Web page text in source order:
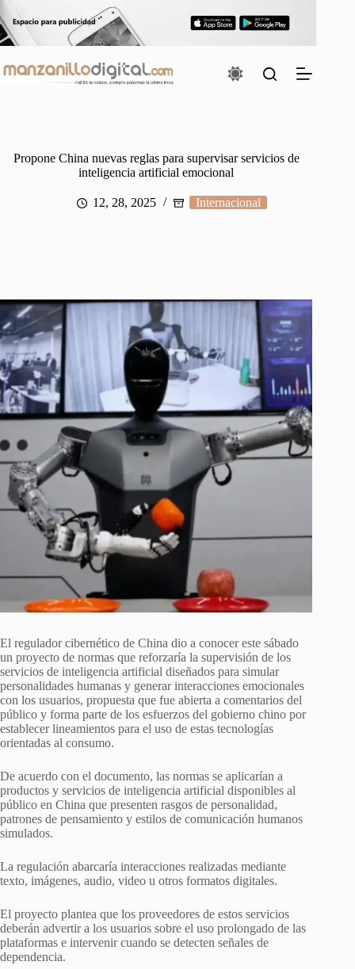
al
contenido
Propone China nuevas reglas para supervisar servicios de
inteligencia artificial emocional
12, 28, 2025 Internacional
El regulador cibernético de China dio a conocer este sábado
un proyecto de normas que reforzaría la supervisión de los
servicios de inteligencia artificial diseñados para simular
personalidades humanas y generar interacciones emocionales
con los usuarios, propuesta que fue abierta a comentarios del
público y forma parte de los esfuerzos del gobierno chino por
establecer lineamientos para el uso de estas tecnologías
orientadas al consumo.
De acuerdo con el documento, las normas se aplicarían a
productos y servicios de inteligencia artificial disponibles al
público en China que presenten rasgos de personalidad,
patrones de pensamiento y estilos de comunicación humanos
simulados.
La regulación abarcaría interacciones realizadas mediante
texto, imágenes, audio, video u otros formatos digitales.
El proyecto plantea que los proveedores de estos servicios
deberán advertir a los usuarios sobre el uso prolongado de las
plataformas e intervenir cuando se detecten señales de
dependencia.